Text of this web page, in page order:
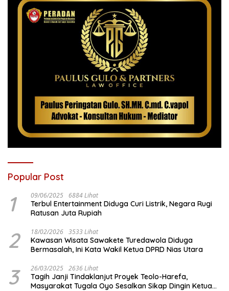
Popular Post
1 09/06/2025 6884 Lihat
Terbul Entertainment Diduga Curi Listrik, Negara Rugi
Ratusan Juta Rupiah
2 18/02/2026 3533 Lihat
Kawasan Wisata Sawakete Turedawola Diduga
Bermasalah, Ini Kata Wakil Ketua DPRD Nias Utara
3 26/03/2025 2636 Lihat
Tagih Janji Tindaklanjut Proyek Teolo-Harefa,
Masyarakat Tugala Oyo Sesalkan Sikap Dingin Ketua